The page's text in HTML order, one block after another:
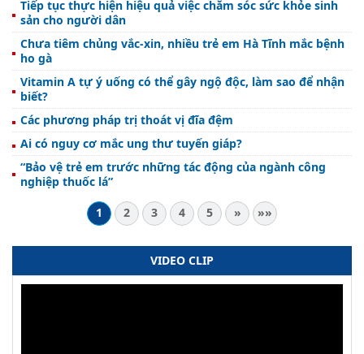
Tiếp tục thực hiện hiệu quả việc chăm sóc sức khỏe sinh
sản cho người dân
Chưa tiêm chủng vắc-xin, nhiều trẻ em Hà Tĩnh mắc bệnh
ho gà
Vitamin A tự ý uống có thể gây ngộ độc, làm sao để nhận
biết?
Các phương pháp trị thoát vị đĩa đệm
Ai có nguy cơ mắc ung thư tuyến giáp?
“Bảo vệ trẻ em trước những tác động của ngành công
nghiệp thuốc lá”
1
2 3 4 5 » »»
VIDEO CLIP